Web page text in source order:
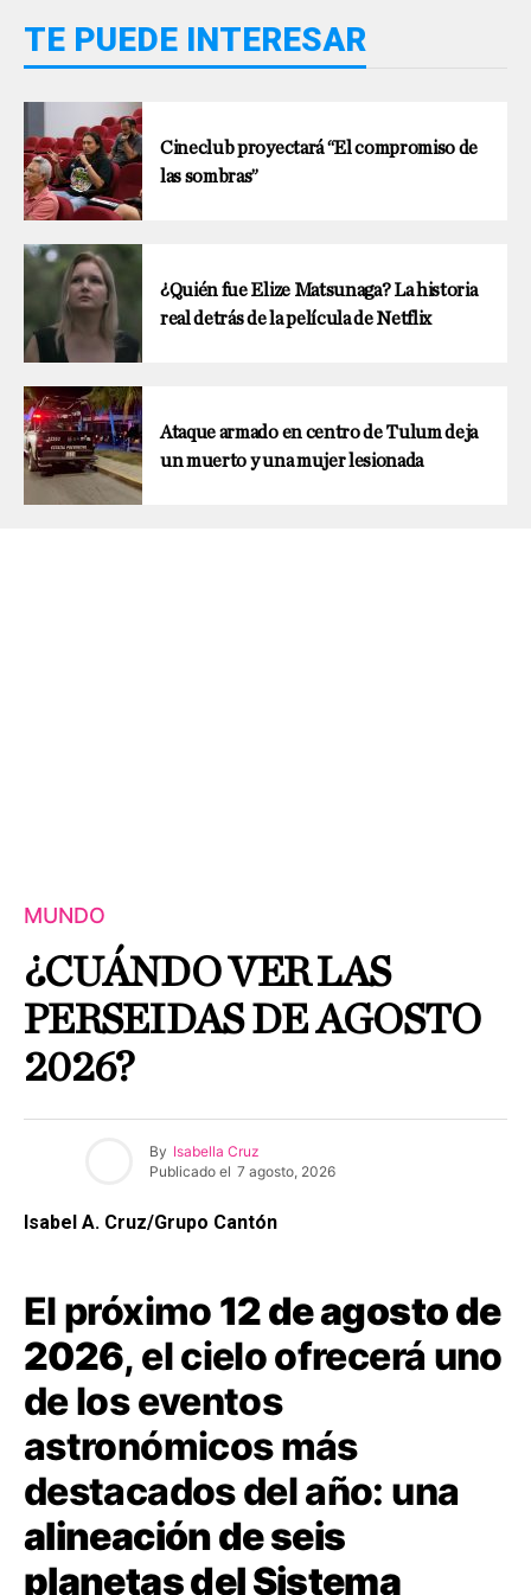
TE PUEDE INTERESAR
Cineclub proyectará “El compromiso de
las sombras”
¿Quién fue Elize Matsunaga? La historia
real detrás de la película de Netflix
Ataque armado en centro de Tulum deja
un muerto y una mujer lesionada
MUNDO
¿CUÁNDO VER LAS
PERSEIDAS DE AGOSTO
2026?
By Isabella Cruz
Publicado el 7 agosto, 2026
Isabel A. Cruz/Grupo Cantón
El próximo 12 de agosto de
2026, el cielo ofrecerá uno
de los eventos
astronómicos más
destacados del año: una
alineación de seis
planetas del Sistema